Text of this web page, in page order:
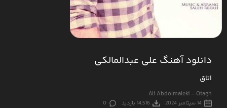
دانلود آهنگ علی عبدالمالکی
اتاق
Ali Abdolmaleki - Otagh
14 سپتامبر 2024 14,516 بازدید 0